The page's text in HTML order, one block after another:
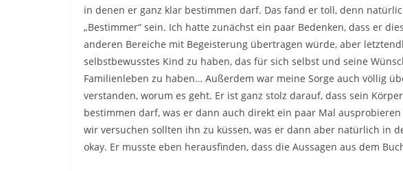
in denen er ganz klar bestimmen darf. Das fand er toll, denn
„Bestimmer“ sein. Ich hatte zunächst ein paar Bedenken, dass er
anderen Bereiche mit Begeisterung übertragen würde, aber
selbstbewusstes Kind zu haben, das für sich selbst und seine
Familienleben zu haben… Außerdem war meine Sorge auch völlig
verstanden, worum es geht. Er ist ganz stolz darauf, dass sein
bestimmen darf, was er dann auch direkt ein paar Mal
wir versuchen sollten ihn zu küssen, was er dann aber natürlich in
okay. Er musste eben herausfinden, dass die Aussagen aus dem